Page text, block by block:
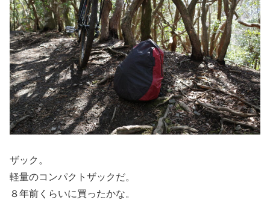
ザック。
軽量のコンパクトザックだ。
８年前くらいに買ったかな。